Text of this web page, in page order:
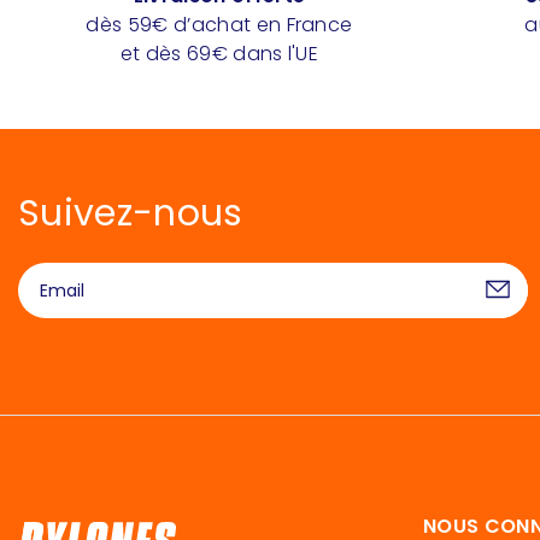
dès 59€ d’achat en France
et dès 69€ dans l'UE
Suivez-nous
NOUS